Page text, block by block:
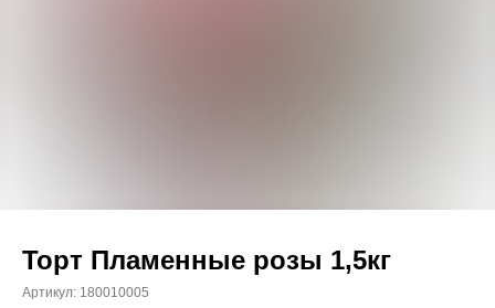
Торт Пламенные розы 1,5кг
Артикул: 180010005